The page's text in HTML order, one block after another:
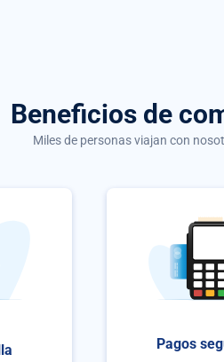
Beneficios de
Miles de personas viajan con
Pagos